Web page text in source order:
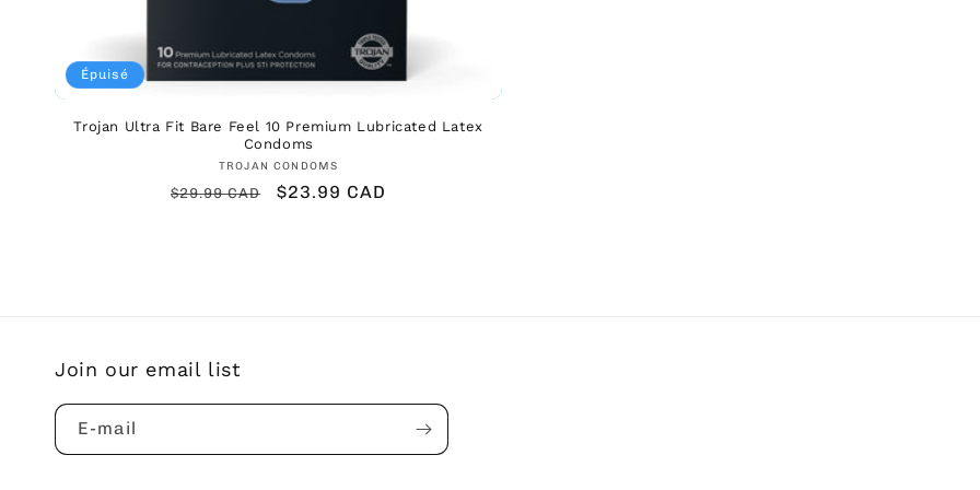
Épuisé
Trojan Ultra Fit Bare Feel 10 Premium Lubricated Latex
Condoms
Fournisseur :
TROJAN CONDOMS
Prix
$29.99 CAD
Prix
$23.99 CAD
Join our email list
E-mail